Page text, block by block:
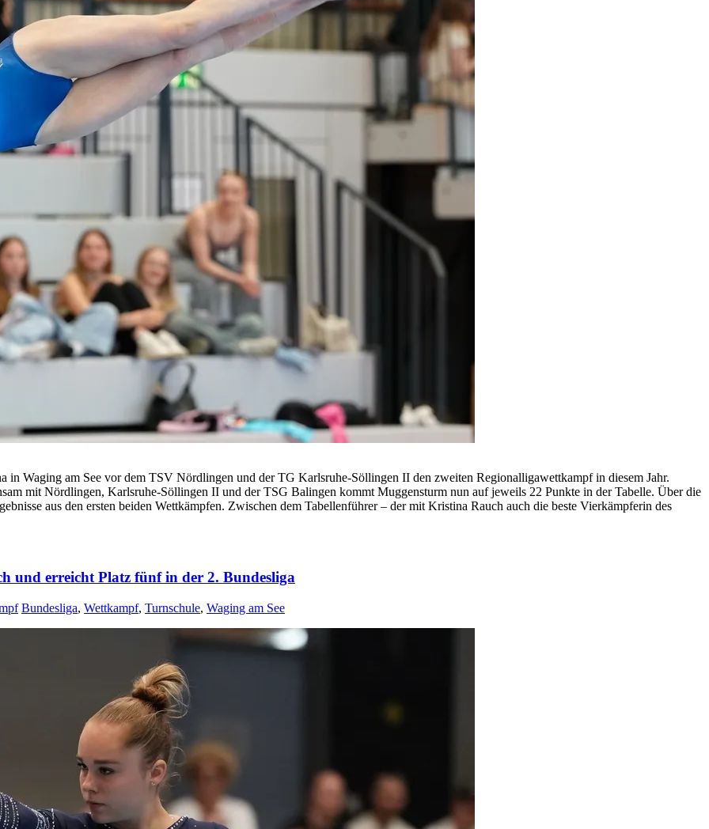
in Waging am See vor dem TSV Nördlingen und der TG Karlsruhe-Söllingen II den zweiten Regionalligawettkampf in diesem Jahr.
mit Nördlingen, Karlsruhe-Söllingen II und der TSG Balingen kommt Muggensturm nun auf jeweils 22 Punkte in der Tabelle. Über die
aus den ersten beiden Wettkämpfen. Zwischen dem Tabellenführer – der mit Kristina Rauch auch die beste Vierkämpferin des
und erreicht Platz fünf in der 2. Bundesliga
Bundesliga, Wettkampf, Turnschule, Waging am See